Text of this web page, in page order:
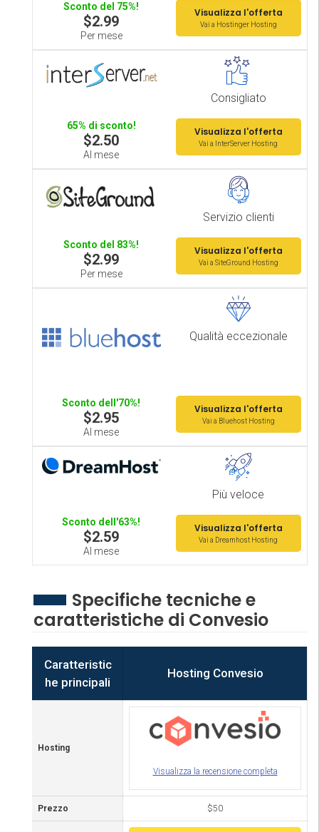
Sconto del 75%!
$2.99
Per mese
Visualizza l'offerta
Vai a Hostinger Hosting
Consigliato
65% di sconto!
$2.50
Al mese
Visualizza l'offerta
Vai a InterServer Hosting
Servizio clienti
Sconto del 83%!
$2.99
Per mese
Visualizza l'offerta
Vai a SiteGround Hosting
Qualità eccezionale
Sconto dell'70%!
$2.95
Al mese
Visualizza l'offerta
Vai a Bluehost Hosting
Più veloce
Sconto dell'63%!
$2.59
Al mese
Visualizza l'offerta
Vai a Dreamhost Hosting
Specifiche tecniche e
caratteristiche di Convesio
Caratteristic
he principali
Hosting Convesio
Hosting
Visualizza la recensione completa
Prezzo $50